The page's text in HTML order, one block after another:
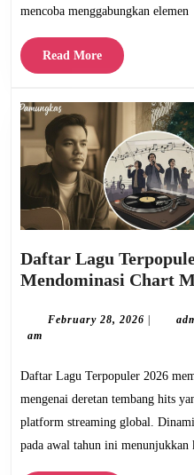
mencoba menggabungkan elemen
Read MoreRead
More
Daftar Lagu
Mendominasi Chart
February 28, 2026 February
am
Daftar Lagu Terpopuler 2026 memberikan rangkuman komprehensif
mengenai deretan tembang hits
platform streaming global.
pada awal tahun ini menunjukkan